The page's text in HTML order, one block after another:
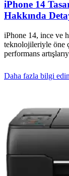
iPhone 14
Hakkında
iPhone 14, ince ve
teknolojileriyle öne
performans
Daha fazla bilgi